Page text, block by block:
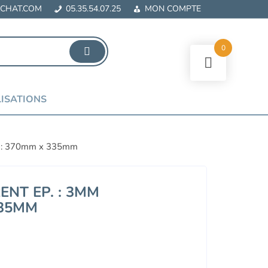
05.35.54.07.25 MON COMPTE
370mm x 335mm
EP. : 3MM
0